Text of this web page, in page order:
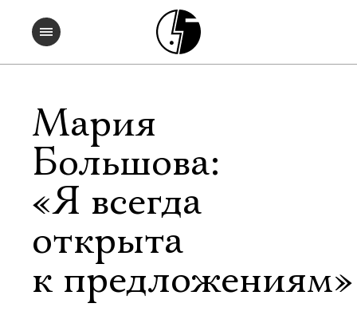
Мария
Большова:
«Я всегда
открыта
к предложениям»